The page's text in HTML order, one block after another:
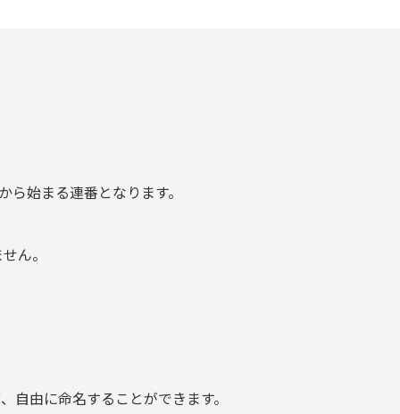
始まる連番となります。
ん。
由に命名することができます。